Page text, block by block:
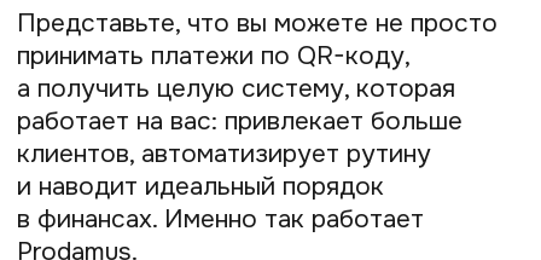
Оформление возврата.
Вы заходите в личный кабинет
своего банка или платёжного
модуля (например, Prodamus)
и находите нужную транзакцию.
Там будет возможность сделать
возврат
Подтверждение. Вы указываете
сумму возврата (полную или
частичную) и подтверждаете
операцию.